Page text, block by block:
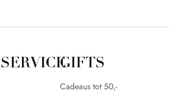
GIFTS
Cadeaus tot 50,-